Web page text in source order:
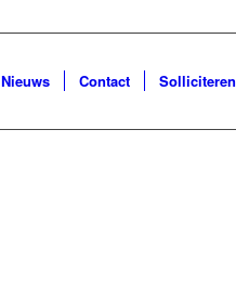
Nieuws Contact Solliciteren